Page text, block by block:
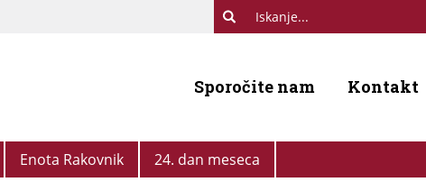
Sporočite nam Kontakt
Enota Rakovnik 24. dan meseca